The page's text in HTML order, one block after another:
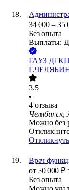
34 000 – 35
Без опыта
Выплаты:
ГАУЗ
3.5
•
4 отзыва
Челябинск,
Можно без
Врач
от 30 000 ₽
Без опыта